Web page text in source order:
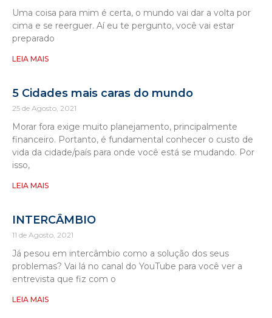
Uma coisa para mim é certa, o mundo vai dar a volta por
cima e se reerguer. Aí eu te pergunto, você vai estar
preparado
LEIA MAIS
5 Cidades mais caras do mundo
25 de Agosto, 2021
Morar fora exige muito planejamento, principalmente
financeiro. Portanto, é fundamental conhecer o custo de
vida da cidade/país para onde você está se mudando. Por
isso,
LEIA MAIS
INTERCÂMBIO
11 de Agosto, 2021
Já pesou em intercâmbio como a solução dos seus
problemas? Vai lá no canal do YouTube para você ver a
entrevista que fiz com o
LEIA MAIS